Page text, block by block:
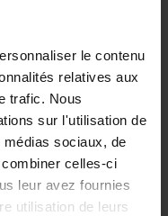
le contenu
relatives aux
trafic. Nous
sur l'utilisation de
sociaux, de
celles-ci
leur avez fournies
utilisation de leurs
DÉTAILS